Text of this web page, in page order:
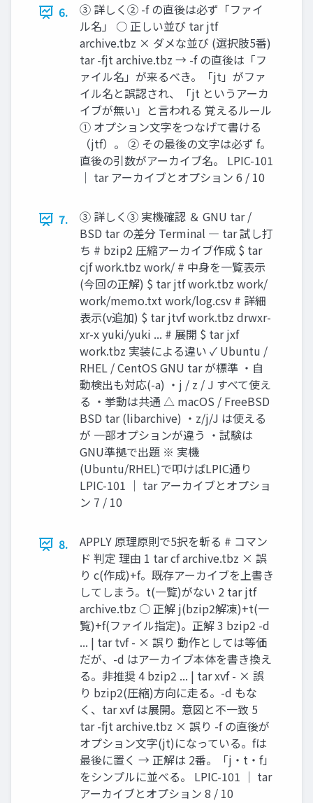
6.
③ 詳しく② -f の直後は必ず「ファイ
ル名」 ○ 正しい並び tar jtf
archive.tbz × ダメな並び (選択肢5番)
tar -fjt archive.tbz → -f の直後は「フ
ァイル名」が来るべき。「jt」がファ
イル名と誤認され、「jt というアーカ
イブが無い」と言われる 覚えるルール
① オプション文字をつなげて書ける
（jtf）。 ② その最後の文字は必ず f。
直後の引数がアーカイブ名。 LPIC-101
｜ tar アーカイブとオプション 6 / 10
7.
③ 詳しく③ 実機確認 ＆ GNU tar /
BSD tar の差分 Terminal ― tar 試し打
ち # bzip2 圧縮アーカイブ作成 $ tar
cjf work.tbz work/ # 中身を一覧表示
(今回の正解) $ tar jtf work.tbz work/
work/memo.txt work/log.csv # 詳細
表示(v追加) $ tar jtvf work.tbz drwxr-
xr-x yuki/yuki ... # 展開 $ tar jxf
work.tbz 実装による違い ✓ Ubuntu /
RHEL / CentOS GNU tar が標準 ・自
動検出も対応(-a) ・j / z / J すべて使え
る ・挙動は共通 △ macOS / FreeBSD
BSD tar (libarchive) ・z/j/J は使える
が 一部オプションが違う ・試験は
GNU準拠で出題 ※ 実機
(Ubuntu/RHEL)で叩けばLPIC通り
LPIC-101 ｜ tar アーカイブとオプショ
ン 7 / 10
8.
APPLY 原理原則で5択を斬る # コマン
ド 判定 理由 1 tar cf archive.tbz × 誤
り c(作成)+f。既存アーカイブを上書き
してしまう。t(一覧)がない 2 tar jtf
archive.tbz ○ 正解 j(bzip2解凍)+t(一
覧)+f(ファイル指定)。正解 3 bzip2 -d
... | tar tvf - × 誤り 動作としては等価
だが、-d はアーカイブ本体を書き換え
る。非推奨 4 bzip2 ... | tar xvf - × 誤
り bzip2(圧縮)方向に走る。-d もな
く、tar xvf は展開。意図と不一致 5
tar -fjt archive.tbz × 誤り -f の直後が
オプション文字(jt)になっている。fは
最後に置く → 正解は 2番。「j・t・f」
をシンプルに並べる。 LPIC-101 ｜ tar
アーカイブとオプション 8 / 10